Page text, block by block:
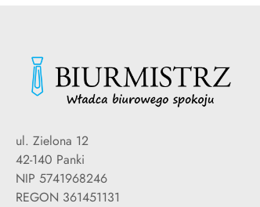
ul. Zielona 12
42-140 Panki
NIP 5741968246
REGON 361451131